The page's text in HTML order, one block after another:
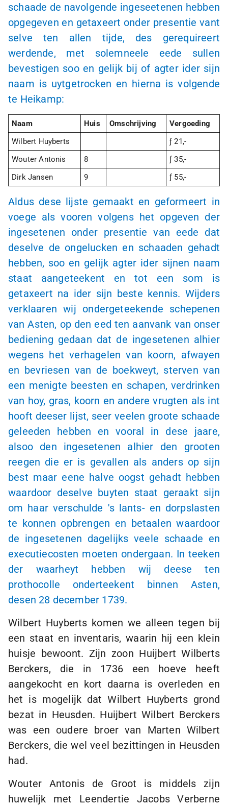
schaade de navolgende ingeseetenen hebben
opgegeven en getaxeert onder presentie vant
selve ten allen tijde, des gerequireert
werdende, met solemneele eede sullen
bevestigen soo en gelijk bij of agter ider sijn
naam is uytgetrocken en hierna is volgende
te Heikamp:
Naam Huis Omschrijving
Vergoeding
Wilbert Huyberts
ƒ 21,-
Wouter Antonis
8
ƒ 35,-
Dirk Jansen
9 ƒ 55,-
Aldus dese lijste gemaakt en geformeert in
voege als vooren volgens het opgeven der
ingesetenen onder presentie van eede dat
deselve de ongelucken en schaaden gehadt
hebben, soo en gelijk agter ider sijnen naam
staat aangeteekent en tot een som is
getaxeert na ider sijn beste kennis. Wijders
verklaaren wij ondergeteekende schepenen
van Asten, op den eed ten aanvank van onser
bediening gedaan dat de ingesetenen alhier
wegens het verhagelen van koorn, afwayen
en bevriesen van de boekweyt, sterven van
een menigte beesten en schapen, verdrinken
van hoy, gras, koorn en andere vrugten als int
hooft deeser lijst, seer veelen groote schaade
geleeden hebben en vooral in dese jaare,
alsoo den ingesetenen alhier den grooten
reegen die er is gevallen als anders op sijn
best maar eene halve oogst gehadt hebben
waardoor deselve buyten staat geraakt sijn
om haar verschulde 's lants- en dorpslasten
te konnen opbrengen en betaalen waardoor
de ingesetenen dagelijks veele schaade en
executiecosten moeten ondergaan. In teeken
der waarheyt hebben wij deese ten
prothocolle onderteekent binnen Asten,
desen 28 december 1739.
Wilbert Huyberts komen we alleen tegen bij
een staat en inventaris, waarin hij een klein
huisje bewoont. Zijn zoon Huijbert Wilberts
Berckers, die in 1736 een hoeve heeft
aangekocht en kort daarna is overleden en
het is mogelijk dat Wilbert Huyberts grond
bezat in Heusden. Huijbert Wilbert Berckers
was een oudere broer van Marten Wilbert
Berckers, die wel veel bezittingen in Heusden
had.
Wouter Antonis de Groot is middels zijn
huwelijk met Leendertie Jacobs Verberne